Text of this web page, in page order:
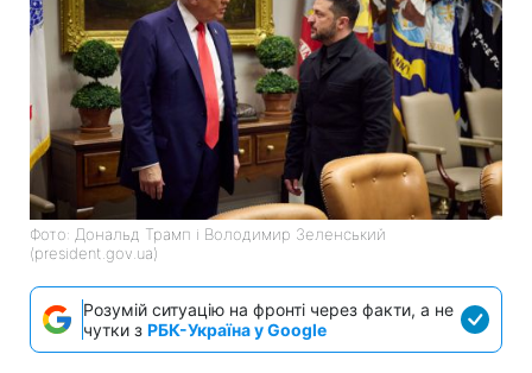
Фото: Дональд Трамп і Володимир Зеленський
(president.gov.ua)
Розумій ситуацію на фронті через факти, а не
чутки з РБК-Україна у Google